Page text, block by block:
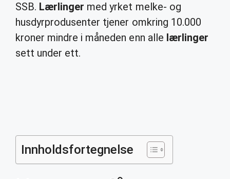
SSB. Lærlinger med yrket melke- og
husdyrprodusenter tjener omkring 10.000
kroner mindre i måneden enn alle lærlinger
sett under ett.
Innholdsfortegnelse